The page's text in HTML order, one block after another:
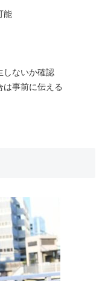
能
しないか確認
は事前に伝える